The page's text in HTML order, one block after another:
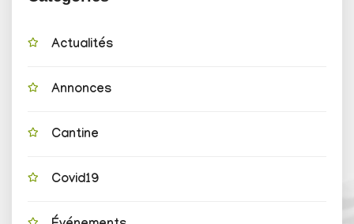
Actualités
Annonces
Cantine
Covid19